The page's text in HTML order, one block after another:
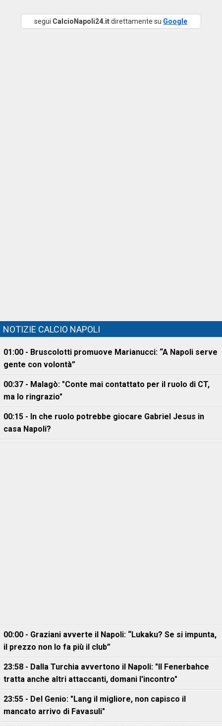
segui CalcioNapoli24.itdirettamente su Google
NOTIZIE CALCIO NAPOLI
01:00 - Bruscolotti promuove Marianucci: “A Napoli serve
gente con volontà”
00:37 - Malagò: "Conte mai contattato per il ruolo di CT,
ma lo ringrazio"
00:15 - In che ruolo potrebbe giocare Gabriel Jesus in
casa Napoli?
00:00 - Graziani avverte il Napoli: “Lukaku? Se si impunta,
il prezzo non lo fa più il club”
23:58 - Dalla Turchia avvertono il Napoli: "Il Fenerbahce
tratta anche altri attaccanti, domani l'incontro"
23:55 - Del Genio: "Lang il migliore, non capisco il
mancato arrivo di Favasuli"